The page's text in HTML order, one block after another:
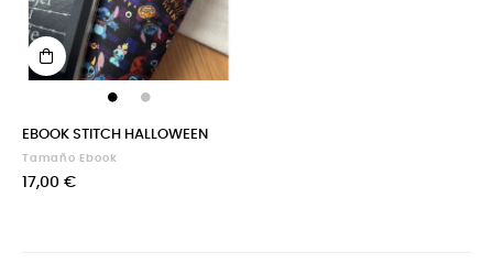
EBOOK STITCH HALLOWEEN
Tamaño Ebook
Precio
17,00 €